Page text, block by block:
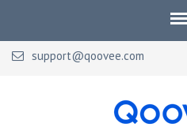
support@qoovee.com